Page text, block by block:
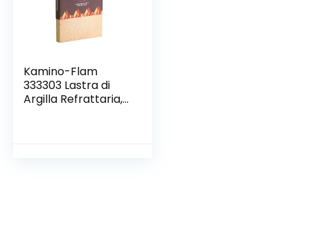
Kamino-Flam
333303 Lastra di
Argilla Refrattaria,